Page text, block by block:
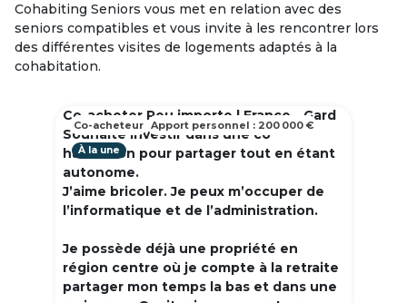
Cohabiting Seniors vous met en relation avec des
seniors compatibles et vous invite à les rencontrer lors
des différentes visites de logements adaptés à la
cohabitation.
Co-acheter Peu importe | France - Gard
Souhaite investir dans une co
habitation pour partager tout en étant
autonome.
J’aime bricoler. Je peux m’occuper de
l’informatique et de l’administration.
Je possède déjà une propriété en
région centre où je compte à la retraite
partager mon temps la bas et dans une
À la une
Co-acheteur Apport personnel : 200 000 €